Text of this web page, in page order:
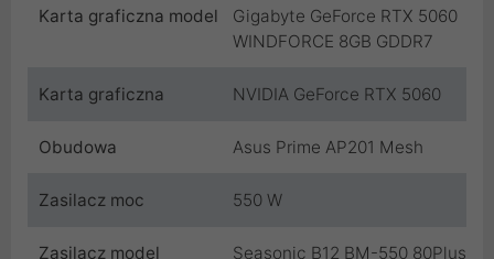
Karta graficzna model
Gigabyte GeForce RTX 5060
WINDFORCE 8GB GDDR7
Karta graficzna NVIDIA GeForce RTX 5060
Obudowa Asus Prime AP201 Mesh
Zasilacz moc 550 W
Zasilacz model
Seasonic B12 BM-550 80Plus